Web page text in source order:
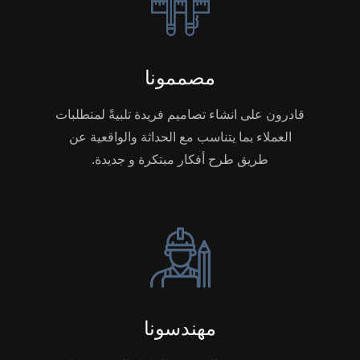
مصممونا
قادرون على انشاء تصاميم فريدة تلبيةً لمتطلبات
العملاء بما يتناسب مع الحداثة والواقعية عن
طريق طرح أفكار مبتكرة و جديدة.
مهندسونا